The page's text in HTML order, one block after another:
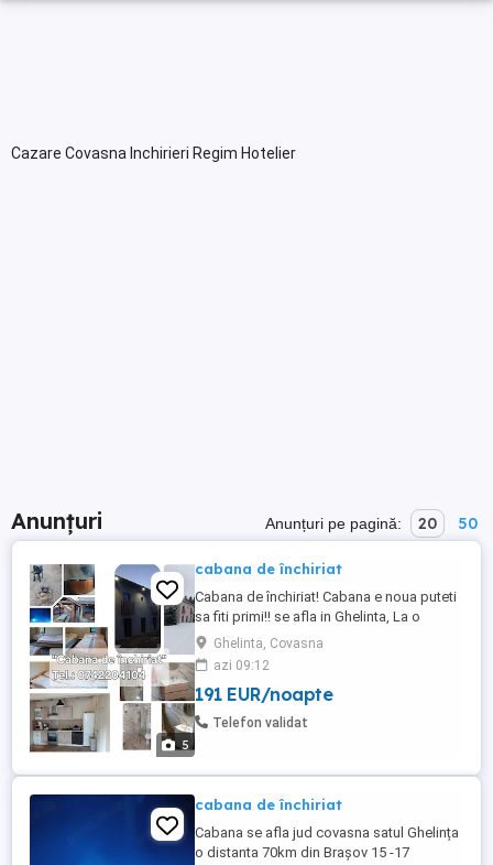
Cazare Covasna Inchirieri Regim Hotelier
Anunțuri Anunțuri pe pagină: 20 50
5
cabana de închiriat
Cabana de închiriat! Cabana e noua puteti
sa fiti primi!! se afla in Ghelinta, La o
distanta de 70 km de Brasov, judetul
Covasna Capacitate: 15 persoane Cabana
dispune de: - 4 camere - 2 bai - bucatarie
complet utilată - living + loc de luat masa -
wi-fi - foisor cu grătar - ceaun - ciubăr cu ...
Ghelinta, Covasna
azi 09:12
191 EUR/noapte
Telefon validat
cabana de închiriat
Cabana se afla jud covasna satul Ghelința
o distanta 70km din Brașov 15 -17